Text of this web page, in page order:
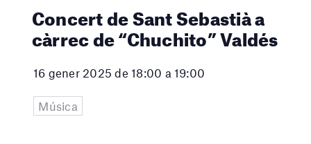
Concert de Sant Sebastià a
càrrec de “Chuchito” Valdés
16 gener 2025 de 18:00 a 19:00
Música